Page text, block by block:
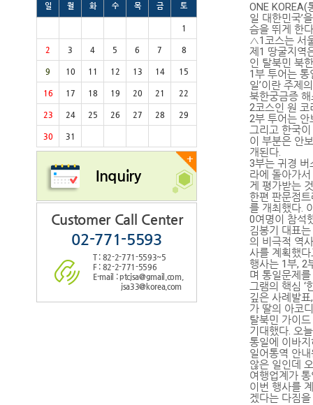
일 월 화 수 목 금 토
1
2 3 4 5 6 7 8
9 10 11 12 13 14 15
16 17 18 19 20 21 22
23 24 25 26 27 28 29
30 31
+
Inquiry
Customer Call Center
02-771-5593
T : 82-2-771-5593~5
F : 82-2-771-5596
E-mail : ptcjsa@gmail.com,
jsa33@korea.com
ONE KOREA(
일 대한민국’
슴을 뛰게 한
△1코스는 서
제1 땅굴지역
인 탈북민 북
1부 투어는 통
일’이란 주제
북한궁금증
2코스인 원 코
2부 투어는 안
그리고 한국
이 부분은 안
개된다.
3부는 귀경 버
라에 돌아가
게 평가받는
한편 판문점트
를 개최했다.
0여명이 참석
김봉기 대표
의 비극적 역
사를 계획했
행사는 1부, 2
며 통일문제
그램의 핵심 ‘
깊은 사례발
가 딸의 아코
탈북민 가이
기대했다. 오
통일에 이바
일어통역 안
않은 일인데
여행업계가
이번 행사를
겠다는 다짐